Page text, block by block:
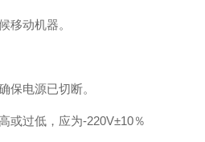
移动机器。
保电源已切断。
或过低，应为-220V±10％